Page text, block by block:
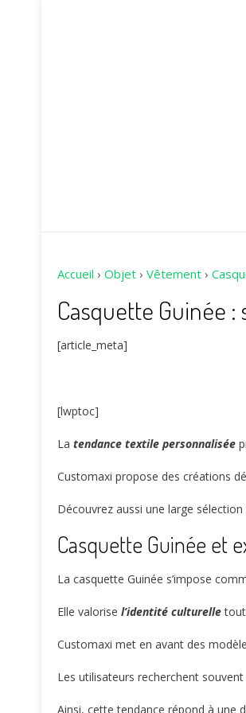
Accueil › Objet › Vêtement ›
Casquette Guinée
[article_meta]
[lwptoc]
La tendance textile personnalisée
Customaxi propose des créations
Découvrez aussi une large
Casquette Guinée et
La casquette Guinée s’impose
Elle valorise l’identité culturelle
Customaxi met en avant des
Les utilisateurs recherchent
Ainsi, cette tendance répond à une